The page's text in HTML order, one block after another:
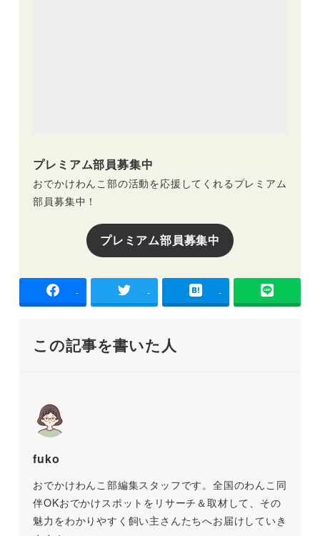
プレミアム部員募集中
おでかけわんこ部の活動を応援してくれるプレミアム
部員募集中！
プレミアム部員募集中
- - -
この記事を書いた人
fuko
おでかけわんこ部編集スタッフです。全国のわんこ同
伴OKおでかけスポットをリサーチ＆取材して、その
魅力をわかりやすく飼い主さんたちへお届けしていき